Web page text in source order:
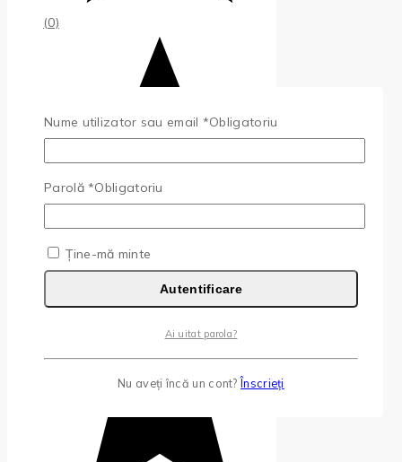
(0)
Nume utilizator sau email *Obligatoriu
Parolă*Obligatoriu
Ține-mă minte
Autentificare
Ai uitat parola?
Nu aveți încă un cont?Înscrieți